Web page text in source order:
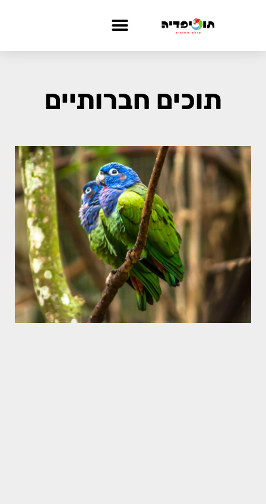
תוכים חברותיים